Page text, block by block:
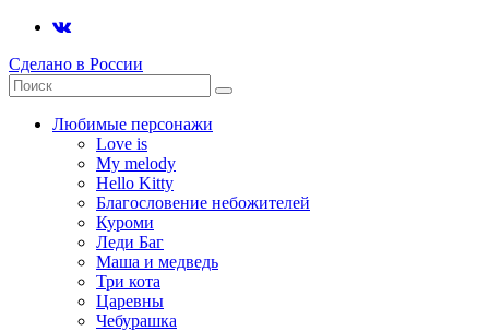
Сделано в России
Любимые персонажи
Love is
My melody
Hello Kitty
Благословение небожителей
Куроми
Леди Баг
Маша и медведь
Три кота
Царевны
Чебурашка